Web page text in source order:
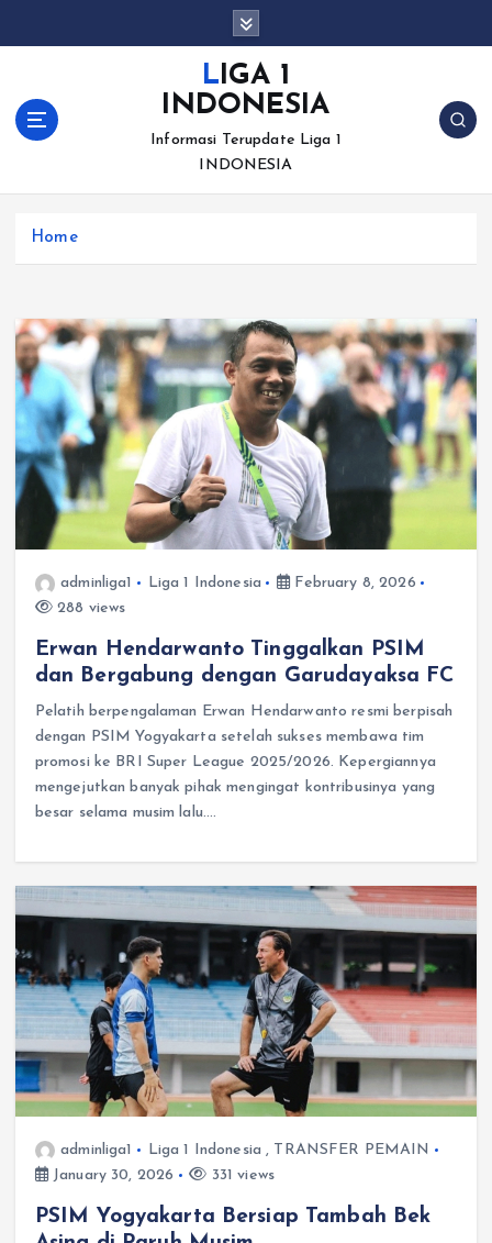
LIGA 1
INDONESIA
Informasi Terupdate Liga 1
INDONESIA
Home
adminliga1 Liga 1 Indonesia
February 8, 2026
288 views
Erwan Hendarwanto Tinggalkan PSIM
dan Bergabung dengan Garudayaksa FC
Pelatih berpengalaman Erwan Hendarwanto resmi berpisah
dengan PSIM Yogyakarta setelah sukses membawa tim
promosi ke BRI Super League 2025/2026. Kepergiannya
mengejutkan banyak pihak mengingat kontribusinya yang
besar selama musim lalu.…
adminliga1 Liga 1 Indonesia , TRANSFER PEMAIN
January 30, 2026
331 views
PSIM Yogyakarta Bersiap Tambah Bek